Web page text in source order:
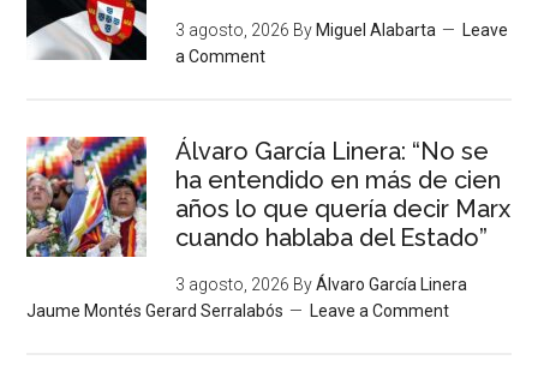
3 agosto, 2026 By Miguel Alabarta
Leave
a Comment
Álvaro García Linera: “No se
ha entendido en más de cien
años lo que quería decir Marx
cuando hablaba del Estado”
3 agosto, 2026 ByÁlvaro García Linera
Jaume Montés Gerard Serralabós
Leave a Comment